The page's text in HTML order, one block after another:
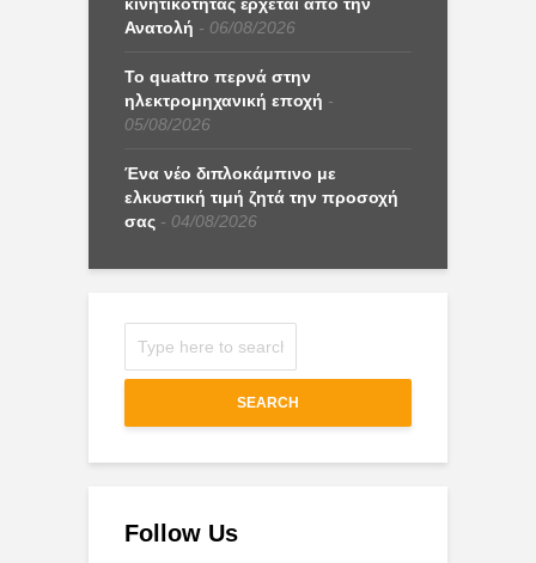
Ανατολή
06/08/2026
Το quattro περνά στην
ηλεκτρομηχανική εποχή
05/08/2026
Ένα νέο διπλοκάμπινο με
ελκυστική τιμή ζητά την προσοχή
σας
04/08/2026
SEARCH
Follow Us